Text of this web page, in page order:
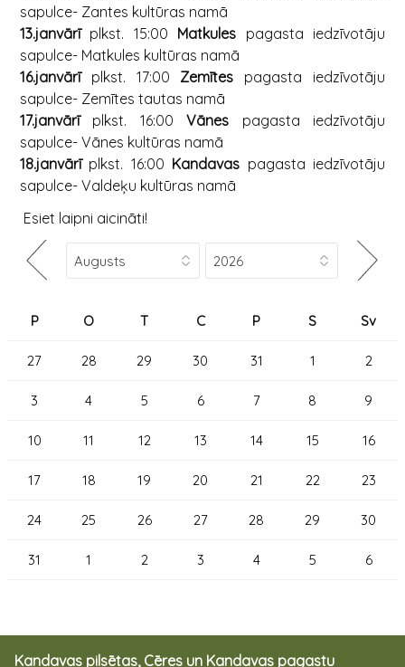
sapulce- Zantes kultūras namā
13.janvārīplkst. 15:00 Matkules pagasta iedzīvotāju
sapulce- Matkules kultūras namā
16.janvārīplkst. 17:00 Zemītes pagasta iedzīvotāju
sapulce- Zemītes tautas namā
17.janvārīplkst. 16:00Vānes pagasta iedzīvotāju
sapulce- Vānes kultūras namā
18.janvārīplkst. 16:00 Kandavas pagasta iedzīvotāju
sapulce- Valdeķu kultūras namā
Esiet laipni aicināti!
P O T C P S Sv
27 28 29 30 31 1 2
3 4 5 6 7 8 9
10 11 12 13 14 15 16
17 18 19 20 21 22 23
24 25 26 27 28 29 30
31 1 2 3 4 5 6
Kandavas pilsētas, Cēres un Kandavas pagastu